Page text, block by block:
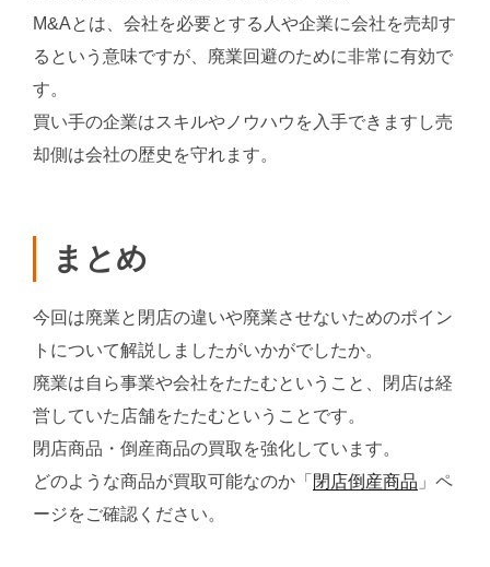
M&Aとは、会社を必要とする人や企業に会社を売却す
るという意味ですが、廃業回避のために非常に有効で
す。
買い手の企業はスキルやノウハウを入手できますし売
却側は会社の歴史を守れます。
まとめ
今回は廃業と閉店の違いや廃業させないためのポイン
トについて解説しましたがいかがでしたか。
廃業は自ら事業や会社をたたむということ、閉店は経
営していた店舗をたたむということです。
閉店商品・倒産商品の買取を強化しています。
どのような商品が買取可能なのか「 閉店倒産商品 」ペ
ージをご確認ください。